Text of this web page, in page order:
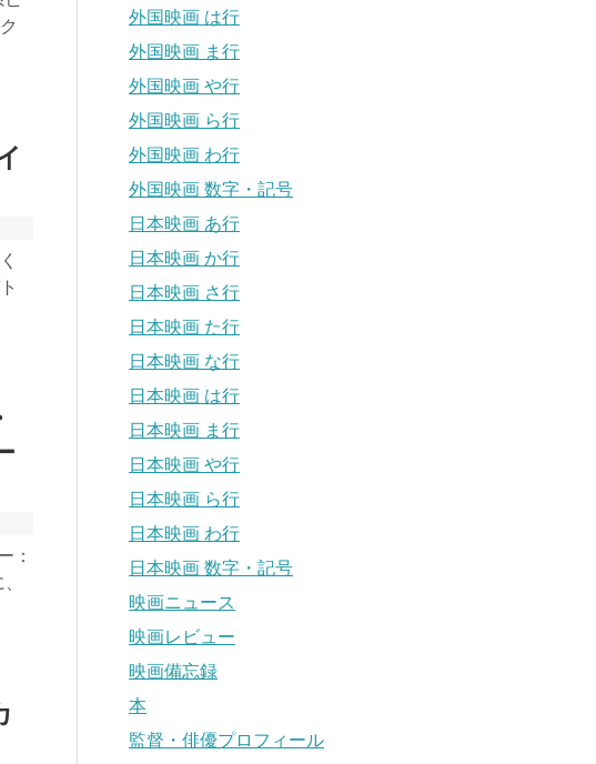
：
外国映画 は行
外国映画 ま行
外国映画 や行
外国映画 ら行
外国映画 わ行
外国映画 数字・記号
日本映画 あ行
日本映画 か行
日本映画 さ行
日本映画 た行
日本映画 な行
日本映画 は行
日本映画 ま行
日本映画 や行
日本映画 ら行
日本映画 わ行
日本映画 数字・記号
映画ニュース
映画レビュー
映画備忘録
本
監督・俳優プロフィール